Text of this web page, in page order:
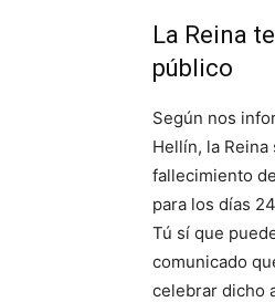
La Reina
público
Según nos
Hellín, la
fallecimiento
para los días
Tú sí que
comunicado
celebrar dicho